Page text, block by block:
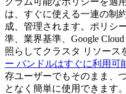
は、すぐに使える一連の制
成、管理されます。ポリシ
準、業界基準、Google
照らしてクラスタ リソース
ー バンドルはすぐに利用可
存ユーザーでもそのまま、
となく簡単に使用できます。